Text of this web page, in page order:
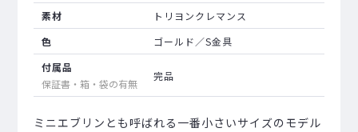
素材
トリヨンクレマンス
色
ゴールド／S金具
付属品
保証書・箱・袋の有無
完品
ミニエブリンとも呼ばれる一番小さいサイズのモデル